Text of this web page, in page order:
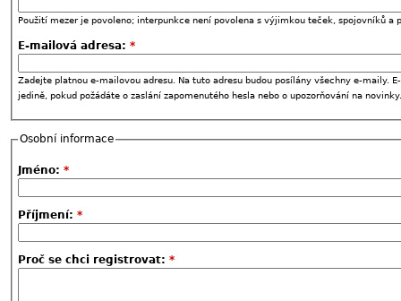
Použití mezer je povoleno; interpunkce není povolena s výjimkou teček, spojovníků a
E-mailová adresa: *
Zadejte platnou e-mailovou adresu. Na tuto adresu budou posílány všechny e-maily.
jedině, pokud požádáte o zaslání zapomenutého hesla nebo o upozorňování na novinky.
Osobní informace
Jméno: *
Příjmení: *
Proč se chci registrovat: *